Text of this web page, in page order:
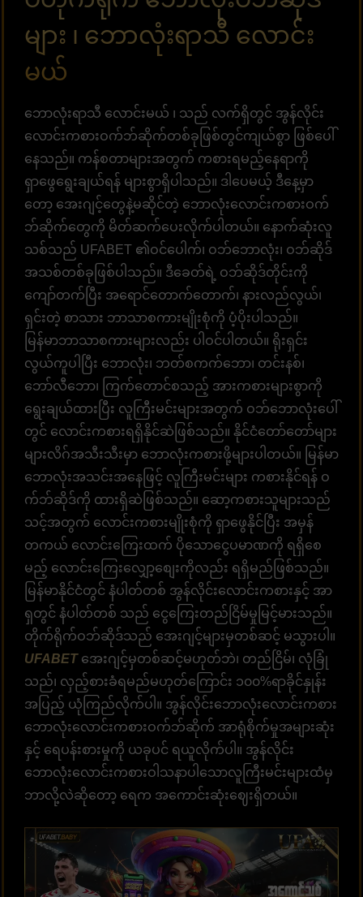
များ ၊ ဘောလုံးရာသီ လောင်း
မယ်
ဘောလုံးရာသီ လောင်းမယ် ၊ သည် လက်ရှိတွင် အွန်လိုင်း
လောင်းကစားဝက်ဘ်ဆိုက်တစ်ခုဖြစ်တွင်ကျယ်စွာ ဖြစ်ပေါ်
နေသည်။ ကန်စတာများအတွက် ကစားရမည့်နေရာကို
ရှာဖွေရွေးချယ်ရန် များစွာရှိပါသည်။ ဒါပေမယ့် ဒီနေ့မှာ
တော့ အေးဂျင့်တွေနဲ့မဆိုင်တဲ့ ဘောလုံးလောင်းကစားဝက်
ဘ်ဆိုက်တွေကို မိတ်ဆက်ပေးလိုက်ပါတယ်။ နောက်ဆုံးလူ
သစ်သည် UFABET ၏ဝင်ပေါက်၊ ဝဘ်ဘောလုံး၊ ဝဘ်ဆိုဒ်
အသစ်တစ်ခုဖြစ်ပါသည်။ ဒီခေတ်ရဲ့ ဝဘ်ဆိုဒ်တိုင်းကို
ကျော်တက်ပြီး အရောင်တောက်တောက်၊ နားလည်လွယ်၊
ရှင်းတဲ့ စာသား ဘာသာစကားမျိုးစုံကို ပံ့ပိုးပါသည်။
မြန်မာဘာသာစကားများလည်း ပါဝင်ပါတယ်။ ရိုးရှင်း
လွယ်ကူပါပြီး ဘောလုံး၊ ဘတ်စကက်ဘော၊ တင်းနစ်၊
ဘော်လီဘော၊ ကြက်တောင်စသည့် အားကစားများစွာကို
ရွေးချယ်ထားပြီး လူကြီးမင်းများအတွက် ဝဘ်ဘောလုံးပေါ်
တွင် လောင်းကစားရရှိနိုင်ဆဲဖြစ်သည်။ နိုင်ငံတော်တော်များ
များလိဂ်အသီးသီးမှာ ဘောလုံးကစားဖို့များပါတယ်။ မြန်မာ
ဘောလုံးအသင်းအနေဖြင့် လူကြီးမင်းများ ကစားနိုင်ရန် ဝ
က်ဘ်ဆိုဒ်ကို ထားရှိဆဲဖြစ်သည်။ ဆော့ကစားသူများသည်
သင့်အတွက် လောင်းကစားမျိုးစုံကို ရှာဖွေနိုင်ပြီး အမှန်
တကယ် လောင်းကြေးထက် ပိုသောငွေပမာဏကို ရရှိစေ
မည့် လောင်းကြေးလျှော့စျေးကိုလည်း ရရှိမည်ဖြစ်သည်။
မြန်မာနိုင်ငံတွင် နံပါတ်တစ် အွန်လိုင်းလောင်းကစားနှင့် အာ
ရှတွင် နံပါတ်တစ် သည် ငွေကြေးတည်ငြိမ်မှုမြင့်မားသည်။
တိုက်ရိုက်ဝဘ်ဆိုဒ်သည် အေးဂျင့်များမှတစ်ဆင့် မသွားပါ။
UFABETအေးဂျင့်မှတစ်ဆင့်မဟုတ်ဘဲ၊ တည်ငြိမ်၊ လုံခြုံ
သည်၊ လှည့်စားခံရမည်မဟုတ်ကြောင်း ၁၀၀%ရာခိုင်နှုန်း
အပြည့် ယုံကြည်လိုက်ပါ။ အွန်လိုင်းဘောလုံးလောင်းကစား
ဘောလုံးလောင်းကစားဝက်ဘ်ဆိုက် အာရုံစိုက်မှုအများဆုံး
နှင့် ရေပန်းစားမှုကို ယခုပင် ရယူလိုက်ပါ။ အွန်လိုင်း
ဘောလုံးလောင်းကစားဝါသနာပါသောလူကြီးမင်းများထံမှ
ဘာလို့လဲဆိုတော့ ရေက အကောင်းဆုံးဈေးရှိတယ်။